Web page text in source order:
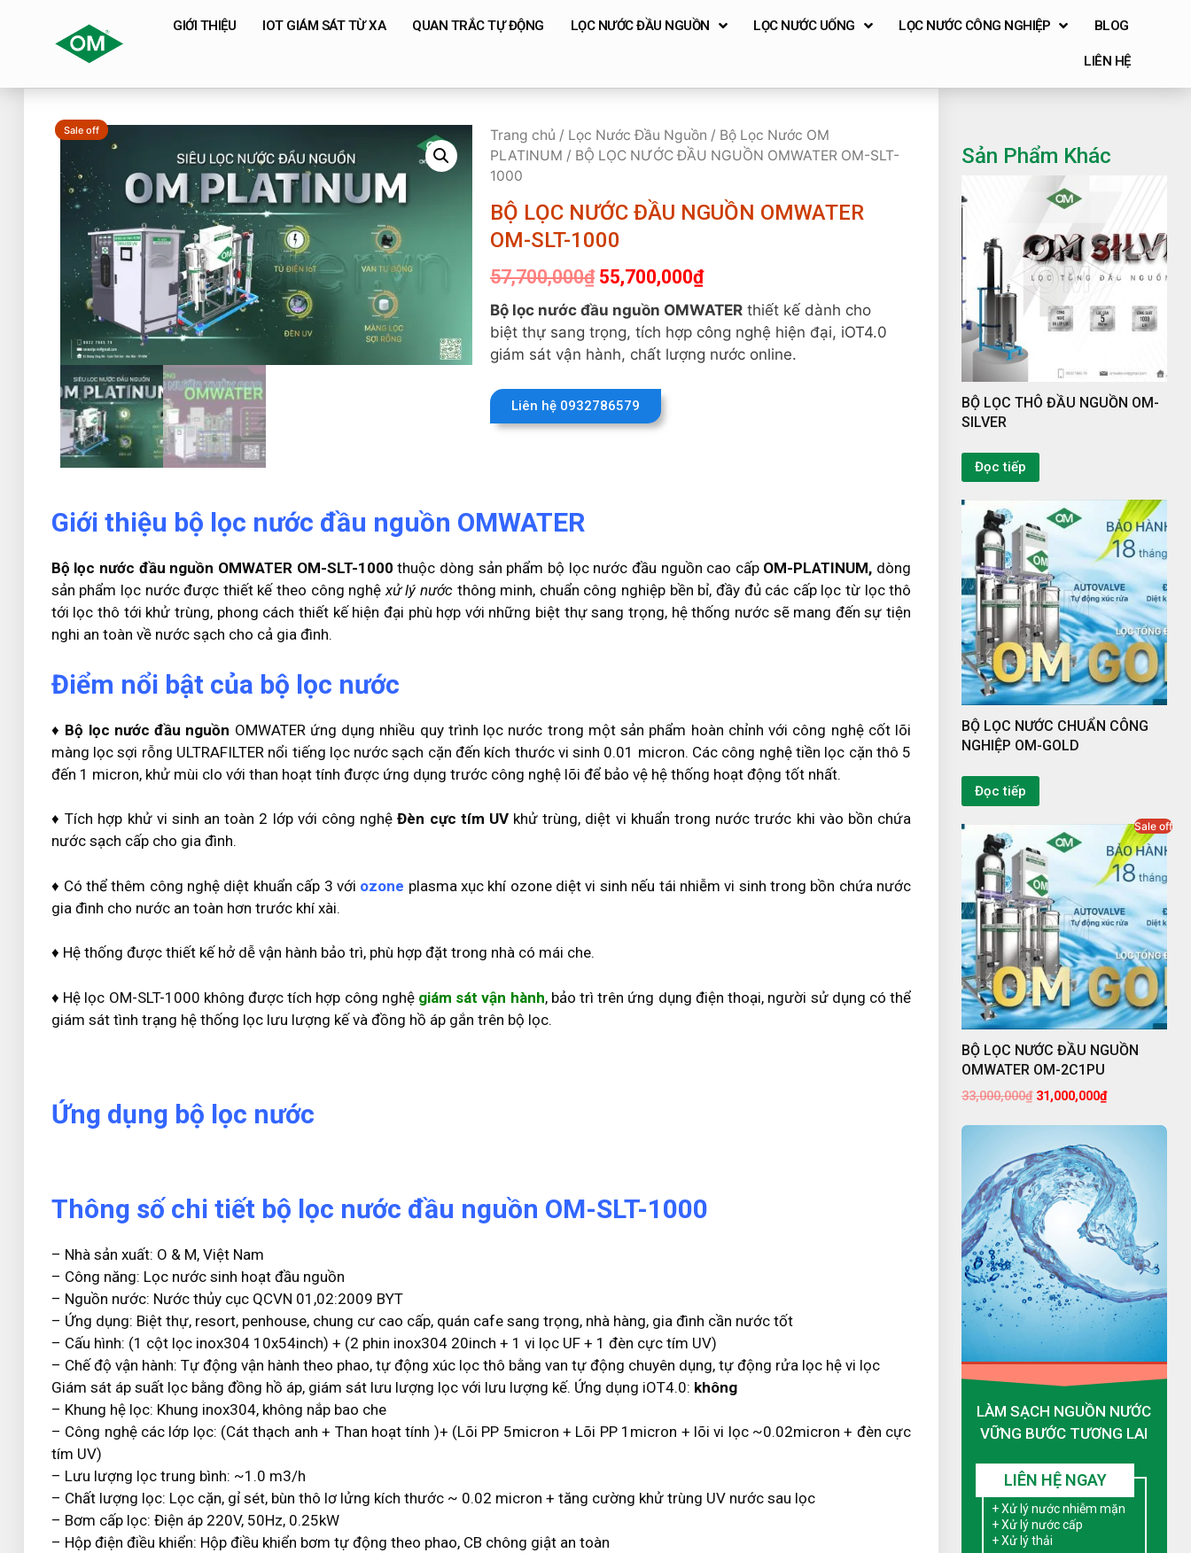
GIỚI THIỆU IOT GIÁM SÁT TỪ XA QUAN TRẮC TỰ ĐỘNG LỌC NƯỚC ĐẦU NGUỒN LỌC NƯỚC UỐNG LỌC NƯỚC CÔNG NGHIỆP BLOG
LIÊN HỆ
Sale off Trang chủ / Lọc Nước Đầu Nguồn / Bộ Lọc Nước OM
PLATINUM / BỘ LỌC NƯỚC ĐẦU NGUỒN OMWATER OM-SLT-
1000
BỘ LỌC NƯỚC ĐẦU NGUỒN OMWATER
OM-SLT-1000
57,700,000₫ 55,700,000₫
Bộ lọc nước đầu nguồn OMWATERthiết kế dành cho
biệt thự sang trọng, tích hợp công nghệ hiện đại, iOT4.0
giám sát vận hành, chất lượng nước online.
Liên hệ 0932786579
Giới thiệu bộ lọc nước đầu nguồn OMWATER
Bộ lọc nước đầu nguồn OMWATER OM-SLT-1000 thuộc dòng sản phẩm bộ lọc nước đầu nguồn cao cấp OM-PLATINUM, dòng
sản phẩm lọc nước được thiết kế theo công nghệxử lý nước thông minh, chuẩn công nghiệp bền bỉ, đầy đủ các cấp lọc từ lọc thô
tới lọc thô tới khử trùng, phong cách thiết kế hiện đại phù hợp với những biệt thự sang trọng, hệ thống nước sẽ mang đến sự tiện
nghi an toàn về nước sạch cho cả gia đình.
Điểm nổi bật của bộ lọc nước
♦ Bộ lọc nước đầu nguồn OMWATER ứng dụng nhiều quy trình lọc nước trong một sản phẩm hoàn chỉnh với công nghệ cốt lõi
màng lọc sợi rỗng ULTRAFILTER nổi tiếng lọc nước sạch cặn đến kích thước vi sinh 0.01 micron. Các công nghệ tiền lọc cặn thô 5
đến 1 micron, khử mùi clo với than hoạt tính được ứng dụng trước công nghệ lõi để bảo vệ hệ thống hoạt động tốt nhất.
♦ Tích hợp khử vi sinh an toàn 2 lớp với công nghệĐèn cực tím UVkhử trùng, diệt vi khuẩn trong nước trước khi vào bồn chứa
nước sạch cấp cho gia đình.
♦ Có thể thêm công nghệ diệt khuẩn cấp 3 với ozone plasma xục khí ozone diệt vi sinh nếu tái nhiễm vi sinh trong bồn chứa nước
gia đình cho nước an toàn hơn trước khí xài.
♦ Hệ thống được thiết kế hở dễ vận hành bảo trì, phù hợp đặt trong nhà có mái che.
♦ Hệ lọc OM-SLT-1000 không được tích hợp công nghệ giám sát vận hành, bảo trì trên ứng dụng điện thoại, người sử dụng có thể
giám sát tình trạng hệ thống lọc lưu lượng kế và đồng hồ áp gắn trên bộ lọc.
Ứng dụng bộ lọc nước
Thông số chi tiết bộ lọc nước đầu nguồn OM-SLT-1000
– Nhà sản xuất: O & M, Việt Nam
– Công năng: Lọc nước sinh hoạt đầu nguồn
– Nguồn nước: Nước thủy cục QCVN 01,02:2009 BYT
– Ứng dụng: Biệt thự, resort, penhouse, chung cư cao cấp, quán cafe sang trọng, nhà hàng, gia đình cần nước tốt
– Cấu hình: (1 cột lọc inox304 10x54inch) + (2 phin inox304 20inch + 1 vi lọc UF + 1 đèn cực tím UV)
– Chế độ vận hành: Tự động vận hành theo phao, tự động xúc lọc thô bằng van tự động chuyên dụng, tự động rửa lọc hệ vi lọc
Giám sát áp suất lọc bằng đồng hồ áp, giám sát lưu lượng lọc với lưu lượng kế. Ứng dụng iOT4.0: không
– Khung hệ lọc: Khung inox304, không nắp bao che
– Công nghệ các lớp lọc: (Cát thạch anh + Than hoạt tính )+ (Lõi PP 5micron + Lõi PP 1micron + lõi vi lọc ~0.02micron + đèn cực
tím UV)
– Lưu lượng lọc trung bình: ~1.0 m3/h
– Chất lượng lọc: Lọc cặn, gỉ sét, bùn thô lơ lửng kích thước ~ 0.02 micron + tăng cường khử trùng UV nước sau lọc
– Bơm cấp lọc: Điện áp 220V, 50Hz, 0.25kW
– Hộp điện điều khiển: Hộp điều khiển bơm tự động theo phao, CB chông giật an toàn
Sản Phẩm Khác
BỘ LỌC THÔ ĐẦU NGUỒN OM-
SILVER
Đọc tiếp
BỘ LỌC NƯỚC CHUẨN CÔNG
NGHIỆP OM-GOLD
Đọc tiếp
Sale off
BỘ LỌC NƯỚC ĐẦU NGUỒN
OMWATER OM-2C1PU
33,000,000₫ 31,000,000₫
LÀM SẠCH NGUỒN NƯỚC
VỮNG BƯỚC TƯƠNG LAI
LIÊN HỆ NGAY
+ Xử lý nước nhiễm mặn
+ Xử lý nước cấp
+ Xử lý thải